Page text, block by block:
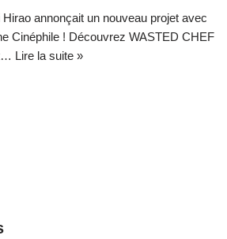
annonçait un nouveau projet avec
Cinéphile ! Découvrez WASTED CHEF
Lire la suite »